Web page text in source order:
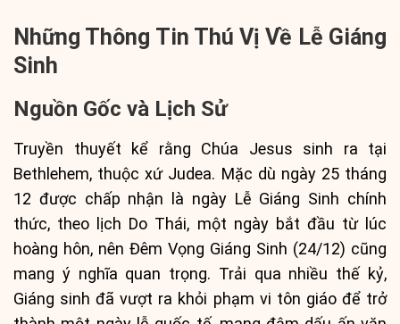
Những Thông Tin Thú Vị Về Lễ Giáng
Sinh
Nguồn Gốc và Lịch Sử
Truyền thuyết kể rằng Chúa Jesus sinh ra tại
Bethlehem, thuộc xứ Judea. Mặc dù ngày 25 tháng
12 được chấp nhận là ngày Lễ Giáng Sinh chính
thức, theo lịch Do Thái, một ngày bắt đầu từ lúc
hoàng hôn, nên Đêm Vọng Giáng Sinh (24/12) cũng
mang ý nghĩa quan trọng. Trải qua nhiều thế kỷ,
Giáng sinh đã vượt ra khỏi phạm vi tôn giáo để trở